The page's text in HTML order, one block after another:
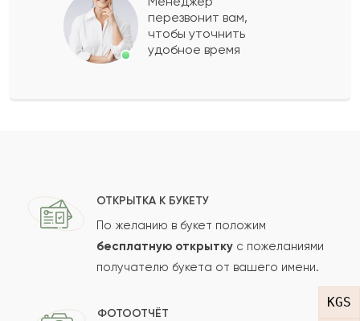
KGS
Показать еще
Ваш e-mail
Отзыв
перезвонит вам,
чтобы уточнить
удобное время
ОТКРЫТКА К БУКЕТУ
По желанию в букет положим
бесплатную открытку с пожеланиями
получателю букета от вашего имени.
ФОТООТЧЁТ